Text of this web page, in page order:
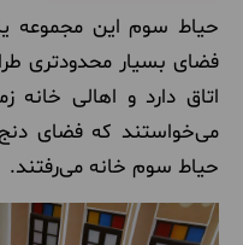
حیاط سوم این مجموعه
فضای بسیار محدودتری
اتاق دارد و اهالی خانه
می‌خواستند که فضای
حیاط سوم خانه می‌رفتند.